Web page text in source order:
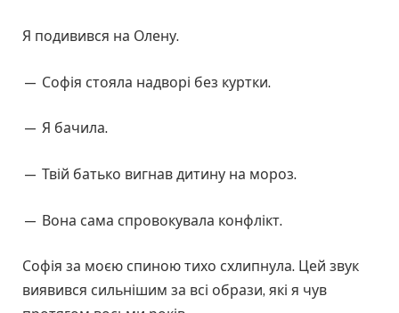
Я подивився на Олену.
— Софія стояла надворі без куртки.
— Я бачила.
— Твій батько вигнав дитину на мороз.
— Вона сама спровокувала конфлікт.
Софія за моєю спиною тихо схлипнула. Цей звук
виявився сильнішим за всі образи, які я чув